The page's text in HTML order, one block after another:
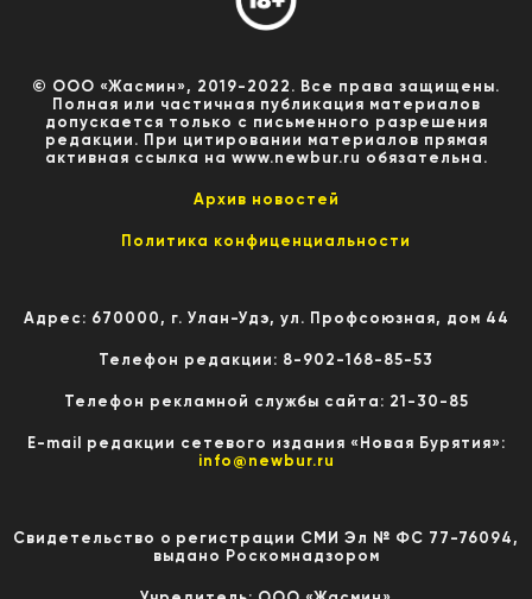
© ООО «Жасмин», 2019-2022. Все права защищены.
Полная или частичная публикация материалов
допускается только с письменного разрешения
редакции. При цитировании материалов прямая
активная ссылка на www.newbur.ru обязательна.
Архив новостей
Политика конфиценциальности
Адрес: 670000, г. Улан-Удэ, ул. Профсоюзная, дом 44
Телефон редакции: 8-902-168-85-53
Телефон рекламной службы сайта: 21-30-85
E-mail редакции сетевого издания «Новая Бурятия»:
info@newbur.ru
Свидетельство о регистрации СМИ Эл № ФС 77-76094,
выдано Роскомнадзором